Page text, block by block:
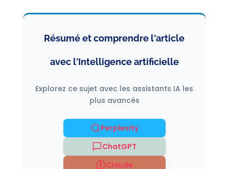
Résumé et comprendre l'article
avec l'Intelligence artificielle
Explorez ce sujet avec les assistants IA les
plus avancés
Perplexity
ChatGPT
Claude